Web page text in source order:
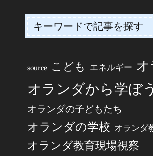
キーワードで記事を探す
source こども エネルギー
オランダから学ぼう
オランダの子どもたち
オランダの学校 オランダ
オランダ教育現場視察